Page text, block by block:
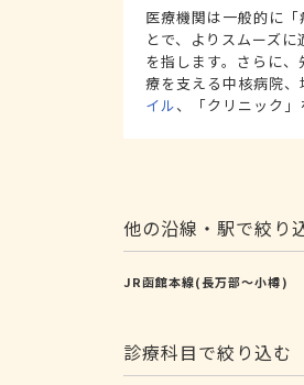
医療機関は一般的に
とで、よりスムーズ
を指します。さらに
療を支える中核病院、
イル、「クリニック」
他の沿線・駅で絞り
JR函館本線(長万部～小樽)
診療科目で絞り込む